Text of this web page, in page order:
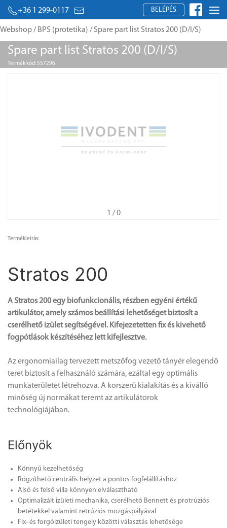
+36 1 299-0117 BELÉPÉS
Webshop/ BPS (protetika) / Spare part list Stratos 200 (D/I/S)
Spare part list Stratos 200 (D/I/S)
Termék kód: 557296
1 / 0
Termékleírás:
Stratos 200
A Stratos 200 egy biofunkcionális, részben egyéni értékű
artikulátor, amely számos beállítási lehetőséget biztosít a
cserélhető izület segítségével. Kifejezetetten fix és kivehető
fogpótlások készítéséhez lett kifejlesztve.
Az ergonomiailag tervezett metszőfog vezető tányér elegendő
teret biztosít a felhasználó számára, ezáltal egy optimális
munkaterületet létrehozva. A korszerű kialakítás és a kiválló
minőség új normákat teremt az artikulátorok
technológiájában.
Előnyök
Könnyű kezelhetőség
Rögzíthető centrális helyzet a pontos fogfelállításhoz
Alsó és felső villa könnyen elválasztható
Optimalizált izületi mechanika, cserélhető Bennett és protrúziós
betétekkel valamint retrúziós mozgáspályával
Fix- és forgóizületi tengely közötti választás lehetősége